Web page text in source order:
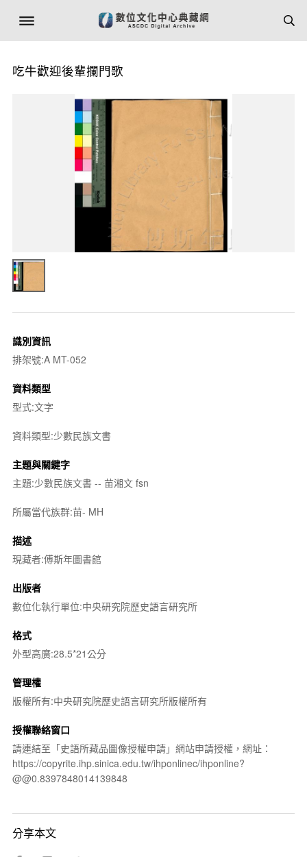
吃牛歡迎後輩攔門歌
識別資訊
排架號:A MT-052
資料類型
型式:文字
資料類型:少數民族文書
主題與關鍵字
主題:少數民族文書 -- 苗湘文 fsn
所屬當代族群:苗- MH
描述
現藏者:傅斯年圖書館
出版者
數位化執行單位:中央研究院歷史語言研究所
格式
外型高廣:28.5*21公分
管理權
版權所有:中央研究院歷史語言研究所版權所有
授權聯絡窗口
請連結至「史語所藏品圖像授權申請」網站申請授權，網址：
https://copyrite.ihp.sinica.edu.tw/ihponlinec/ihponline?
@@0.8397848014139848
分享本文